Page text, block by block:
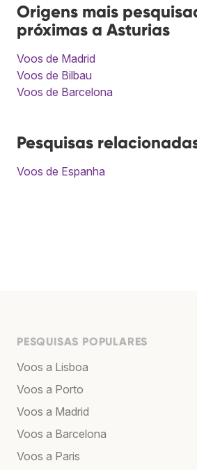
Origens mais
próximas a Asturias
Voos de Madrid
Voos de Bilbau
Voos de Barcelona
Pesquisas
Voos de Espanha
PESQUISAS POPULARES
Voos a Lisboa
Voos a Porto
Voos a Madrid
Voos a Barcelona
Voos a Paris